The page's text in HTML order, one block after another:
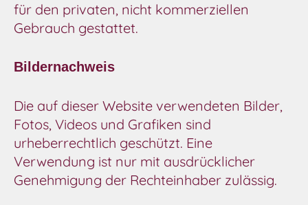
für den privaten, nicht kommerziellen
Gebrauch gestattet.
Bildernachweis
Die auf dieser Website verwendeten Bilder,
Fotos, Videos und Grafiken sind
urheberrechtlich geschützt. Eine
Verwendung ist nur mit ausdrücklicher
Genehmigung der Rechteinhaber zulässig.